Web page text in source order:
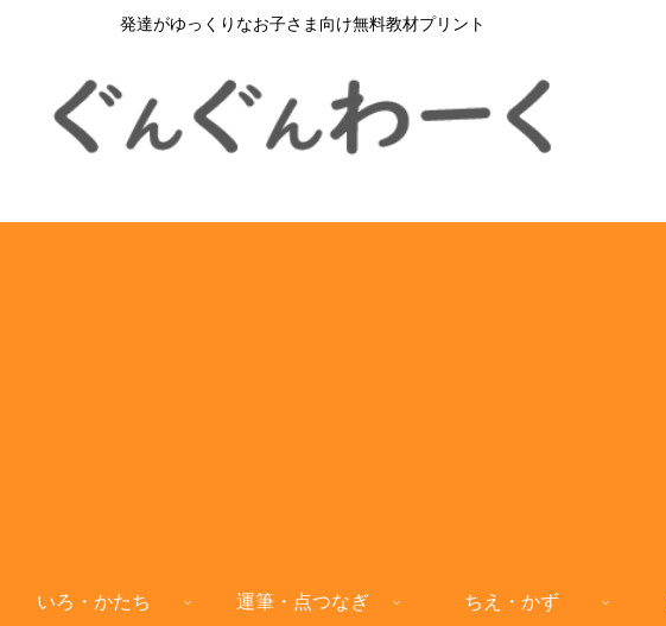
発達がゆっくりなお子さま向け無料教材プリント
いろ・かたち 運筆・点つなぎ ちえ・かず